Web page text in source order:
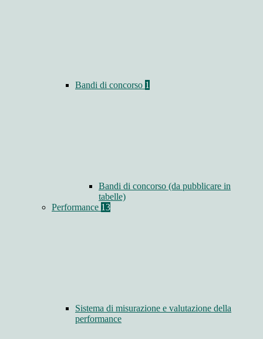
Bandi di concorso 1
Bandi di concorso (da pubblicare in
tabelle)
Performance 13
Sistema di misurazione e valutazione della
performance